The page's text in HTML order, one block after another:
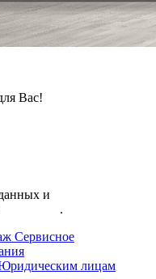
Вас!
и
.
Сервисное
лицам